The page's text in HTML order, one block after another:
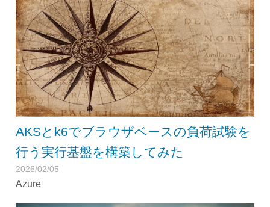
AKSとk6でブラウザベースの負荷試験を
行う実行基盤を構築してみた
2026/02/05
Azure